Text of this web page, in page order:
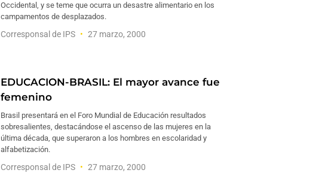
Occidental, y se teme que ocurra un desastre alimentario en los
campamentos de desplazados.
Corresponsal de IPS 27 marzo, 2000
EDUCACION-BRASIL: El mayor avance fue
femenino
Brasil presentará en el Foro Mundial de Educación resultados
sobresalientes, destacándose el ascenso de las mujeres en la
última década, que superaron a los hombres en escolaridad y
alfabetización.
Corresponsal de IPS 27 marzo, 2000